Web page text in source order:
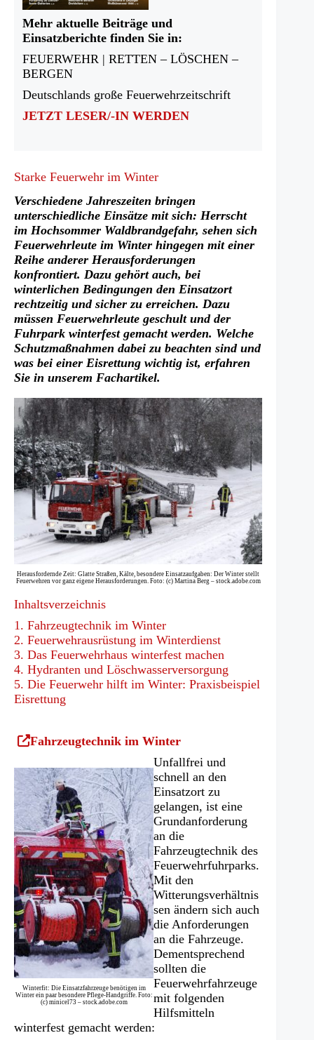
Mehr aktuelle Beiträge und
Einsatzberichte finden Sie in:
FEUERWEHR | RETTEN – LÖSCHEN –
BERGEN
Deutschlands große Feuerwehrzeitschrift
JETZT LESER/-IN WERDEN
Starke Feuerwehr im Winter
Verschiedene Jahreszeiten bringen
unterschiedliche Einsätze mit sich: Herrscht
im Hochsommer Waldbrandgefahr, sehen sich
Feuerwehrleute im Winter hingegen mit einer
Reihe anderer Herausforderungen
konfrontiert. Dazu gehört auch, bei
winterlichen Bedingungen den Einsatzort
rechtzeitig und sicher zu erreichen. Dazu
müssen Feuerwehrleute geschult und der
Fuhrpark winterfest gemacht werden. Welche
Schutzmaßnahmen dabei zu beachten sind und
was bei einer Eisrettung wichtig ist, erfahren
Sie in unserem Fachartikel.
Herausfordernde Zeit: Glatte Straßen, Kälte, besondere Einsatzaufgaben: Der Winter stellt
Feuerwehren vor ganz eigene Herausforderungen. Foto: (c) Martina Berg – stock.adobe.com
Inhaltsverzeichnis
1. Fahrzeugtechnik im Winter
2. Feuerwehrausrüstung im Winterdienst
3. Das Feuerwehrhaus winterfest machen
4. Hydranten und Löschwasserversorgung
5. Die Feuerwehr hilft im Winter: Praxisbeispiel
Eisrettung
(Öffnet
einem
neuen
Tab)
Fahrzeugtechnik im Winter
Winterfit: Die Einsatzfahrzeuge benötigen im
Winter ein paar besondere Pflege-Handgriffe. Foto:
(c) minicel73 – stock.adobe.com
Unfallfrei und
schnell an den
Einsatzort zu
gelangen, ist eine
Grundanforderung
an die
Fahrzeugtechnik des
Feuerwehrfuhrparks.
Mit den
Witterungsverhältnis
sen ändern sich auch
die Anforderungen
an die Fahrzeuge.
Dementsprechend
sollten die
Feuerwehrfahrzeuge
mit folgenden
Hilfsmitteln
winterfest gemacht werden: